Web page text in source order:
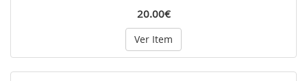
20.00€
Ver Item